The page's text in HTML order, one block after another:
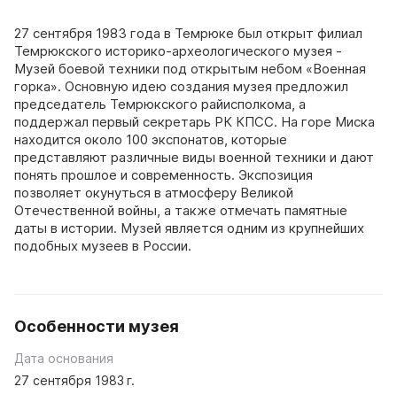
27 сентября 1983 года в Темрюке был открыт филиал
Темрюкского историко-археологического музея -
Музей боевой техники под открытым небом «Военная
горка». Основную идею создания музея предложил
председатель Темрюкского райисполкома, а
поддержал первый секретарь РК КПСС. На горе Миска
находится около 100 экспонатов, которые
представляют различные виды военной техники и дают
понять прошлое и современность. Экспозиция
позволяет окунуться в атмосферу Великой
Отечественной войны, а также отмечать памятные
даты в истории. Музей является одним из крупнейших
подобных музеев в России.
Особенности музея
Дата основания
27 сентября 1983 г.